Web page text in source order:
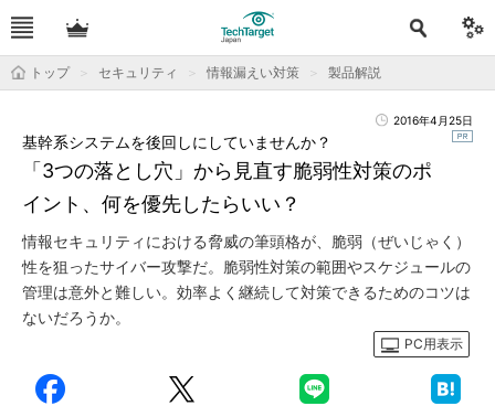
トップ セキュリティ 情報漏えい対策 製品解説
2016年4月25日
「3つの落とし穴」から見直す脆弱性対策のポ
イント、何を優先したらいい？
基幹系システムを後回しにしていませんか？
情報セキュリティにおける脅威の筆頭格が、脆弱（ぜいじゃく）
性を狙ったサイバー攻撃だ。脆弱性対策の範囲やスケジュールの
管理は意外と難しい。効率よく継続して対策できるためのコツは
ないだろうか。
PC用表示